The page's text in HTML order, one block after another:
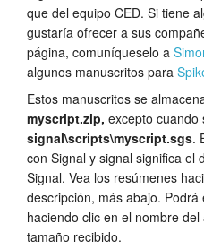
que del equipo CED. Si tiene
gustaría ofrecer a sus
página, comuníqueselo a
algunos manuscritos para
Estos manuscritos se
myscript.zip, excepto cuando
signal\scripts\myscript.sgs.
con Signal y signal significa el
Signal. Vea los resúmenes
descripción, más abajo.
haciendo clic en el nombre
tamaño recibido.